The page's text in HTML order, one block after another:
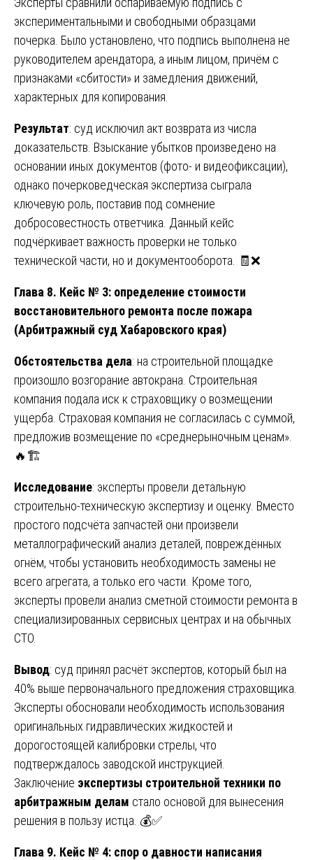
экспериментальными и свободными образцами
почерка. Было установлено, что подпись выполнена не
руководителем арендатора, а иным лицом, причём с
признаками «сбитости» и замедления движений,
характерных для копирования.
Результат: суд исключил акт возврата из числа
доказательств. Взыскание убытков произведено на
основании иных документов (фото- и видеофиксации),
однако почерковедческая экспертиза сыграла
ключевую роль, поставив под сомнение
добросовестность ответчика. Данный кейс
подчёркивает важность проверки не только
технической части, но и документооборота. 🧾❌
Глава 8. Кейс № 3: определение стоимости
восстановительного ремонта после пожара
(Арбитражный суд Хабаровского края)
Обстоятельства дела: на строительной площадке
произошло возгорание автокрана. Строительная
компания подала иск к страховщику о возмещении
ущерба. Страховая компания не согласилась с суммой,
предложив возмещение по «среднерыночным ценам».
🔥🏗️
Исследование: эксперты провели детальную
строительно-техническую экспертизу и оценку. Вместо
простого подсчёта запчастей они произвели
металлографический анализ деталей, повреждённых
огнём, чтобы установить необходимость замены не
всего агрегата, а только его части. Кроме того,
эксперты провели анализ сметной стоимости ремонта в
специализированных сервисных центрах и на обычных
СТО.
Вывод: суд принял расчёт экспертов, который был на
40% выше первоначального предложения страховщика.
Эксперты обосновали необходимость использования
оригинальных гидравлических жидкостей и
дорогостоящей калибровки стрелы, что
подтверждалось заводской инструкцией.
Заключение экспертизы строительной техники по
арбитражным делам стало основой для вынесения
решения в пользу истца. 💰✅
Глава 9. Кейс № 4: спор о давности написания